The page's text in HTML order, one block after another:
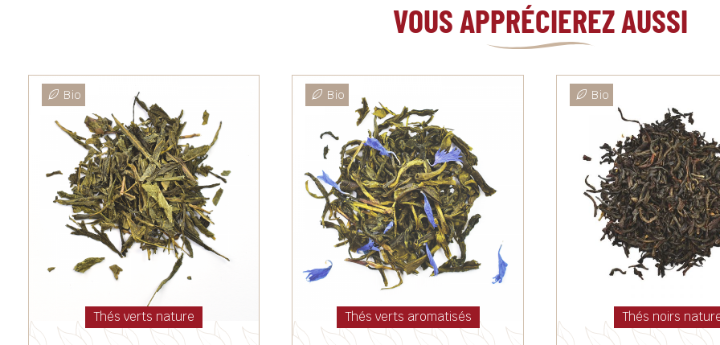
VOUS APPRÉCIEREZ AUSSI
Bio
Thés verts nature
Bio
Thés verts aromatisés
Bio
Thés noirs